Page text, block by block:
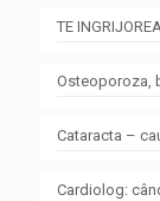
TE
Osteoporoza,
Cataracta –
Cardiolog: